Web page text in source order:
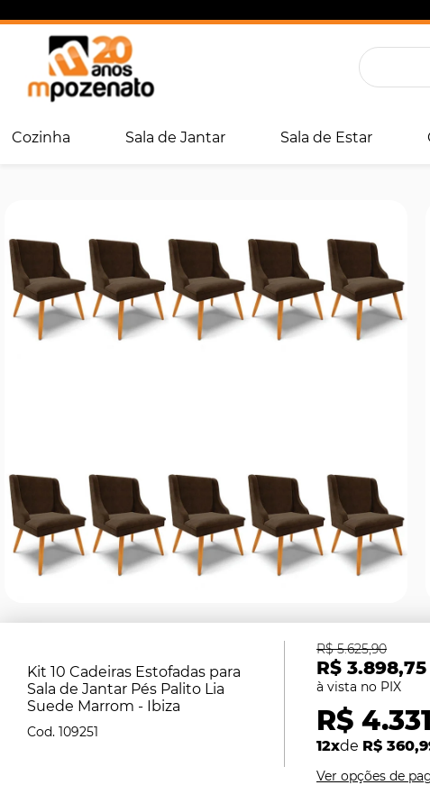
Cozinha Sala de Jantar Sala de Estar
Kit 10 Cadeiras Estofadas para
Sala de Jantar Pés Palito Lia
Suede Marrom - Ibiza
109251
R$ 3.898,75
R$ 5.625,90
R$
12xde R$
Ver opções de